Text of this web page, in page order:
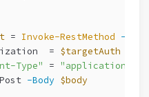
= Invoke-RestMethod -Uri
=
$targetAuth
Type" = "application/
Post -Body $body